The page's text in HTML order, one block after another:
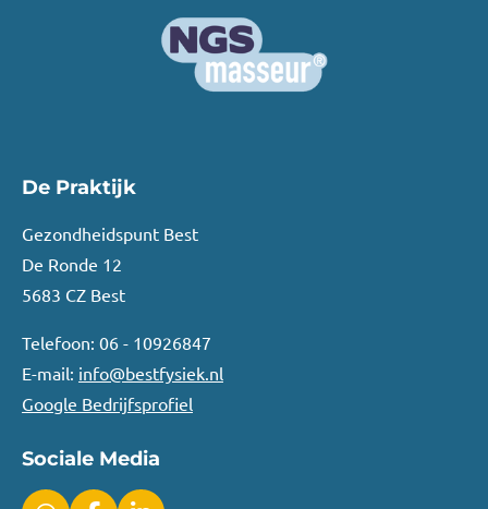
De Praktijk
Gezondheidspunt Best
De Ronde 12
5683 CZ Best
Telefoon: 06 - 10926847
E-mail: info@bestfysiek.nl
Google Bedrijfsprofiel
Sociale Media